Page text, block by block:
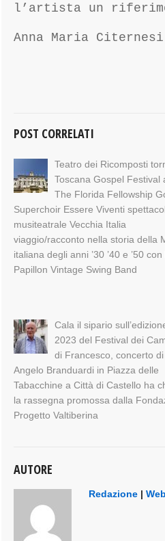
l’artista un
Anna Maria Citernesi
POST CORRELATI
Teatro dei Ricomposti
Toscana Gospel Festival
The Florida Fellowship
Superchoir Essere Viventi
musiteatrale Vecchia Italia
viaggio/racconto nella storia della
italiana degli anni ’30 ’40 e ’50 con
Papillon Vintage Swing Band
Cala il sipario
2023 del Festival dei
di Francesco, concerto di
Angelo Branduardi in Piazza delle
Tabacchine a Città di Castello ha
la rassegna promossa dalla
Progetto Valtiberina
AUTORE
Redazione |